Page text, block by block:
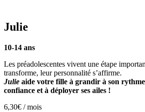
Julie
10-14 ans
Les préadolescentes vivent une étape
transforme, leur personnalité s’affirme.
Julie aide votre fille à grandir à son
confiance et à déployer ses ailes !
6,30€ /mois